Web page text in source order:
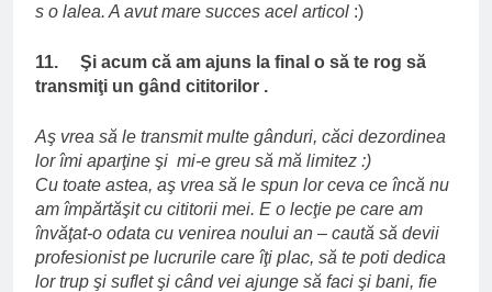
s o lalea. A avut mare succes acel articol :)
11. Şi acum că am ajuns la final o să te rog să
transmiţi un gând cititorilor .
Aş vrea să le transmit multe gânduri, căci dezordinea
lor îmi aparţine şi mi-e greu să mă limitez :)
Cu toate astea, aş vrea să le spun lor ceva ce încă nu
am împărtăşit cu cititorii mei. E o lecţie pe care am
învăţat-o odata cu venirea noului an – caută să devii
profesionist pe lucrurile care îţi plac, să te poti dedica
lor trup şi suflet şi când vei ajunge să faci şi bani, fie